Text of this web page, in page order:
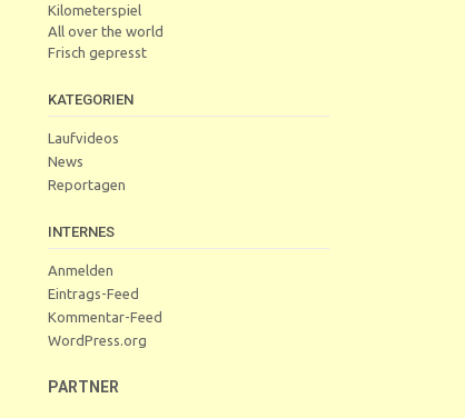
Kilometerspiel
All over the world
Frisch gepresst
KATEGORIEN
Laufvideos
News
Reportagen
INTERNES
Anmelden
Eintrags-Feed
Kommentar-Feed
WordPress.org
PARTNER